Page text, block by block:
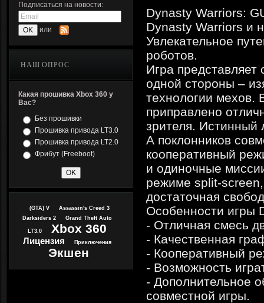
Подписаться на новости:
или
НАШ ОПРОС
Какая прошивка Xbox 360 у
Вас?
Без прошивки
Прошивка привода LT3.0
Прошивка привода LT2.0
Фрибут (Freeboot)
(GTA) V
Assassin's Creed 3
Darksiders 2
Grand Theft Auto
LT3.0 Xbox 360
Лицензия Приключения
Экшен
Dynasty Warriors:
Dynasty Warriors и
Увлекательное
роботов.
Игра
одной стороны –
технологии
приправлено
зрителя. Истинный
А поклонников
кооперативный
и одиночные
режиме split-screen,
достаточная
Особенности игры
- Отличная смесь
- Качественная
- Кооперативный
- Возможность
- Дополнительное
совместной игры.